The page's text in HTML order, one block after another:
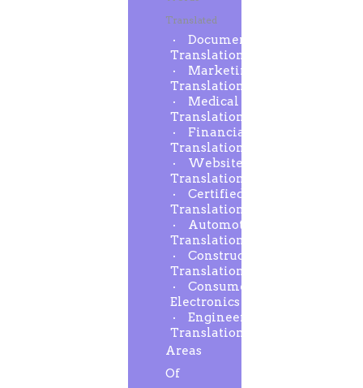
Translated
Document
Translation
Marketing
Translation
Medical
Translation
Financial
Translation
Website
Translation
Certified
Translation
Automotive
Translation
Construction
Translation
Consumer
Electronics
Engineering
Translation
Areas
Of